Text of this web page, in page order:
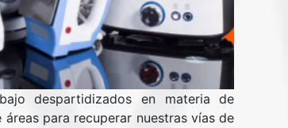
despartidizados en materia de
para recuperar nuestras vías de